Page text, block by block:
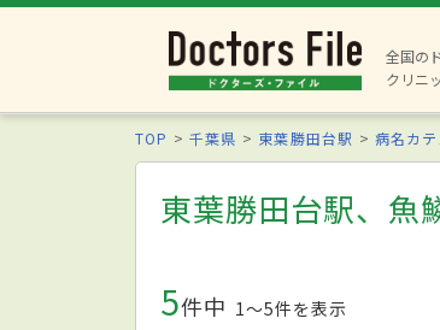
全国の
クリニ
TOP 千葉県 東葉勝田台駅 病名カ
東葉勝田台駅、魚
5件中 1〜5件を表示